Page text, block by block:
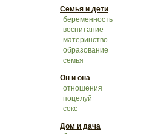
Семья и дети
беременность
воспитание
материнство
образование
семья
Он и она
отношения
поцелуй
секс
Дом и дача